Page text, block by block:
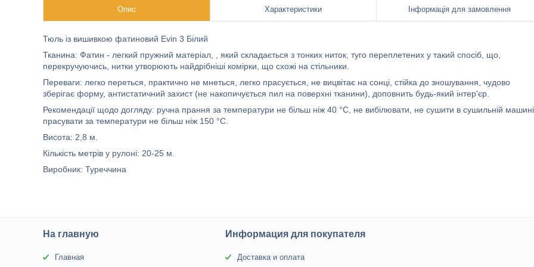
Опис Характеристики Інформація для замовлення
Тюль із вишивкою фатиновий Evin 3 Білий
Тканина: Фатин - легкий пружний матеріал, , який складається з тонких ниток, туго переплетених у такий спосіб, що,
перекручуючись, нитки утворюють найдрібніші комірки, що схожі на стільники.
Переваги: легко переться, практично не мнеться, легко прасується, не вицвітає на сонці, стійка до зношування, чудово
зберігає форму, антистатичний захист (не накопичується пил на поверхні тканини), доповнить будь-який інтер'єр.
Рекомендації щодо догляду: ручна прання за температури не більш ніж 40 °C, не вибілювати, не сушити в сушильній
прасувати за температури не більш ніж 150 °C.
Висота: 2,8 м.
Кількість метрів у рулоні: 20-25 м.
Виробник: Туреччина
На главную
Главная
Информация для покупателя
Доставка и оплата